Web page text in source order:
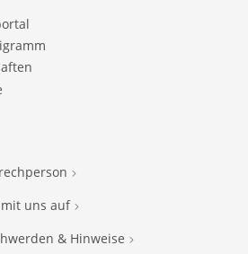
uns auf
& Hinweise